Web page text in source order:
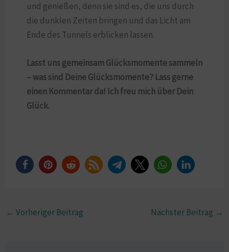
und genießen, denn sie sind es, die uns durch
die dunklen Zeiten bringen und das Licht am
Ende des Tunnels erblicken lassen.
Lasst uns gemeinsam Glücksmomente sammeln
– was sind Deine Glücksmomente? Lass gerne
einen Kommentar da! Ich freu mich über Dein
Glück.
← Vorheriger Beitrag Nächster Beitrag →